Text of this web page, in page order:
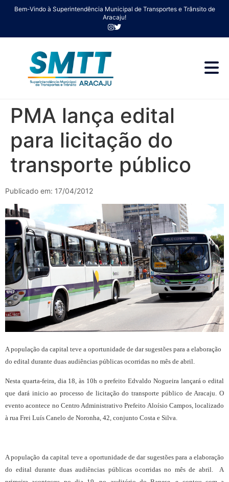
Bem-Vindo à Superintendência Municipal de Transportes e Trânsito de
Aracaju!
PMA lança edital
para licitação do
transporte público
Publicado em: 17/04/2012
A população da capital teve a oportunidade de dar sugestões para a elaboração
do edital durante duas audiências públicas ocorridas no mês de abril.
Nesta quarta-feira, dia 18, às 10h o prefeito Edvaldo Nogueira lançará o edital
que dará inicio ao processo de licitação do transporte público de Aracaju. O
evento acontece no Centro Administrativo Prefeito Aloísio Campos, localizado
à rua Frei Luís Canelo de Noronha, 42, conjunto Costa e Silva.
A população da capital teve a oportunidade de dar sugestões para a elaboração
do edital durante duas audiências públicas ocorridas no mês de abril. A